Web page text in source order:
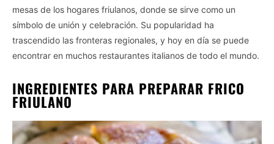
mesas de los hogares friulanos, donde se sirve como un
símbolo de unión y celebración. Su popularidad ha
trascendido las fronteras regionales, y hoy en día se puede
encontrar en muchos restaurantes italianos de todo el mundo.
INGREDIENTES PARA PREPARAR FRICO
FRIULANO